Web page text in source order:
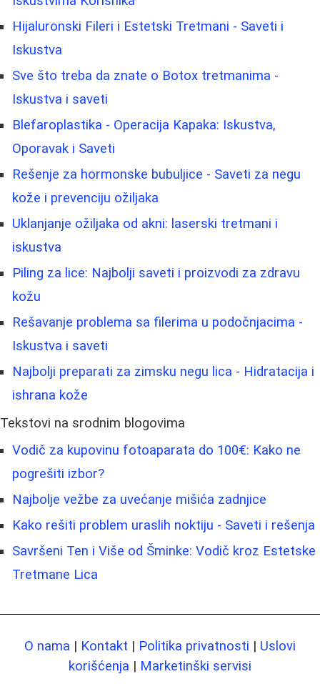
Hijaluronski Fileri i Estetski Tretmani - Saveti i
Iskustva
Sve što treba da znate o Botox tretmanima -
Iskustva i saveti
Blefaroplastika - Operacija Kapaka: Iskustva,
Oporavak i Saveti
Rešenje za hormonske bubuljice - Saveti za negu
kože i prevenciju ožiljaka
Uklanjanje ožiljaka od akni: laserski tretmani i
iskustva
Piling za lice: Najbolji saveti i proizvodi za zdravu
kožu
Rešavanje problema sa filerima u podočnjacima -
Iskustva i saveti
Najbolji preparati za zimsku negu lica - Hidratacija i
ishrana kože
Tekstovi na srodnim blogovima
Vodič za kupovinu fotoaparata do 100€: Kako ne
pogrešiti izbor?
Najbolje vežbe za uvećanje mišića zadnjice
Kako rešiti problem uraslih noktiju - Saveti i rešenja
Savršeni Ten i Više od Šminke: Vodič kroz Estetske
Tretmane Lica
O nama | Kontakt | Politika privatnosti | Uslovi
korišćenja | Marketinški servisi